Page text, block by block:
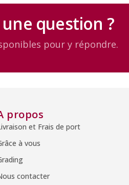
question ?
pour y répondre.
propos
et Frais de port
à vous
contacter